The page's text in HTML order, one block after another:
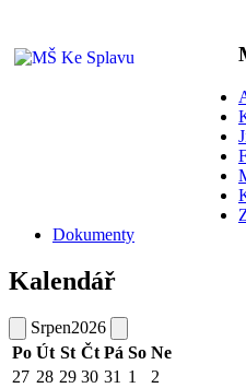
Dokumenty
Kalendář
Srpen2026
Po Út St Čt Pá So Ne
27 28 29 30 31 1
2